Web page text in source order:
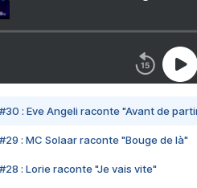
#30 : Eve Angeli raconte "Avant de
#29 : MC Solaar raconte "Bouge de là"
#28 : Lorie raconte "Je vais vite"